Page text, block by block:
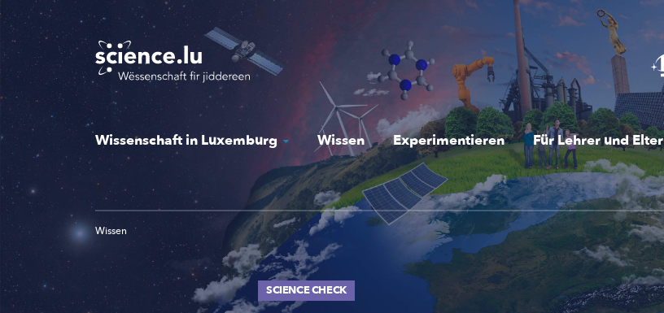
Skip
to
main
content
Wissenschaft in Luxemburg Wissen Experimentieren Für Lehrer und
Wissen
SCIENCE CHECK